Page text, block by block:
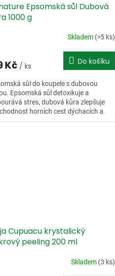
Epsomská sůl Dubová
1000 g
Skladem (>5 ks)
Kč / ks Do košíku
sůl do koupele s dubovou
Epsomská sůl detoxikuje a
stres, dubová kůra zlepšuje
horních cest dýchacích a
o pokožku.
Cupuacu krystalický
peeling 200 ml
Skladem (3 ks)